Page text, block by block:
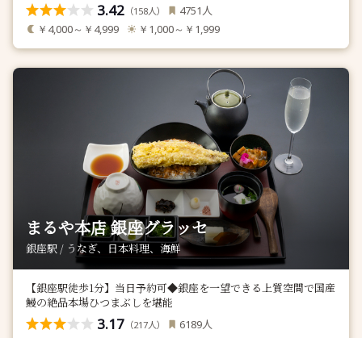
3.42 （158人） 4751 人
￥4,000～￥4,999 ￥1,000～￥1,999
まるや本店 銀座グラッセ
銀座駅 / うなぎ、日本料理、海鮮
【銀座駅徒歩1分】当日予約可◆銀座を一望できる上質空間で国産
鰻の絶品本場ひつまぶしを堪能
3.17 （217人） 6189人